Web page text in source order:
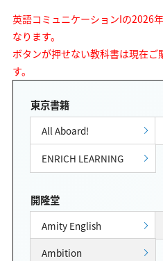
英語コミュニケーションIの2026
なります。
ボタンが押せない教科書は現在ご
す。
東京書籍
All Aboard!
ENRICH LEARNING
開隆堂
Amity English
Ambition